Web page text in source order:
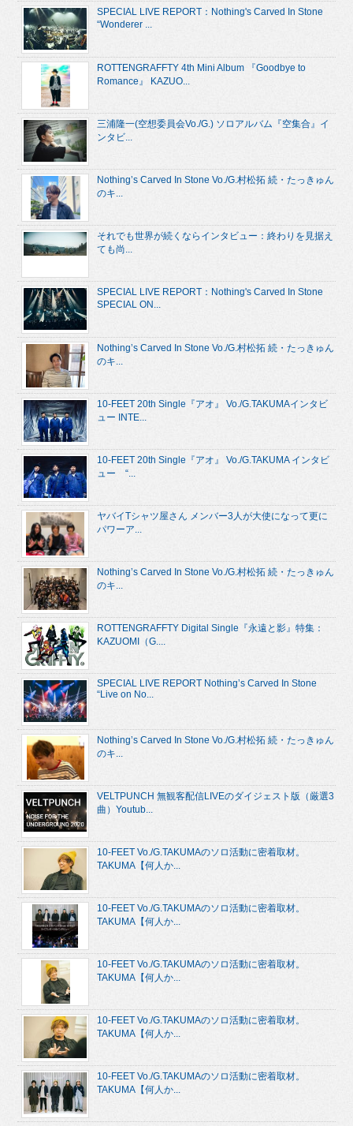
SPECIAL LIVE REPORT：Nothing's Carved In Stone
“Wonderer ...
ROTTENGRAFFTY 4th Mini Album 『Goodbye to
Romance』 KAZUO...
三浦隆一(空想委員会Vo./G.) ソロアルバム『空集合』イ
ンタビ...
Nothing’s Carved In Stone Vo./G.村松拓 続・たっきゅん
のキ...
それでも世界が続くならインタビュー：終わりを見据え
ても尚...
SPECIAL LIVE REPORT：Nothing's Carved In Stone
SPECIAL ON...
Nothing’s Carved In Stone Vo./G.村松拓 続・たっきゅん
のキ...
10-FEET 20th Single『アオ』 Vo./G.TAKUMAインタビ
ュー INTE...
10-FEET 20th Single『アオ』 Vo./G.TAKUMA インタビ
ュー “...
ヤバイTシャツ屋さん メンバー3人が大使になって更に
パワーア...
Nothing’s Carved In Stone Vo./G.村松拓 続・たっきゅん
のキ...
ROTTENGRAFFTY Digital Single『永遠と影』特集：
KAZUOMI（G....
SPECIAL LIVE REPORT Nothing’s Carved In Stone
“Live on No...
Nothing’s Carved In Stone Vo./G.村松拓 続・たっきゅん
のキ...
VELTPUNCH 無観客配信LIVEのダイジェスト版（厳選3
曲）Youtub...
10-FEET Vo./G.TAKUMAのソロ活動に密着取材。
TAKUMA【何人か...
10-FEET Vo./G.TAKUMAのソロ活動に密着取材。
TAKUMA【何人か...
10-FEET Vo./G.TAKUMAのソロ活動に密着取材。
TAKUMA【何人か...
10-FEET Vo./G.TAKUMAのソロ活動に密着取材。
TAKUMA【何人か...
10-FEET Vo./G.TAKUMAのソロ活動に密着取材。
TAKUMA【何人か...